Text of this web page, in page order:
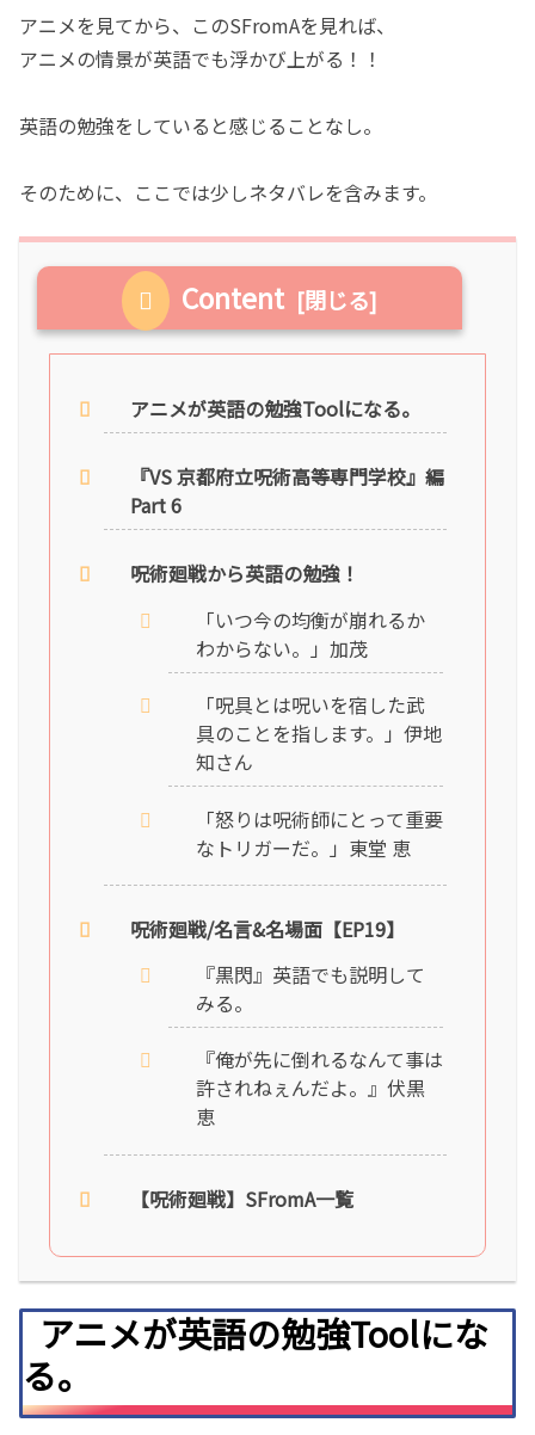
アニメを見てから、このSFromAを見れば、
アニメの情景が英語でも浮かび上がる！！
英語の勉強をしていると感じることなし。
そのために、ここでは少しネタバレを含みます。
Content
アニメが英語の勉強Toolになる。
『VS 京都府立呪術高等専門学校』編
Part 6
呪術廻戦から英語の勉強！
「いつ今の均衡が崩れるか
わからない。」加茂
「呪具とは呪いを宿した武
具のことを指します。」伊地
知さん
「怒りは呪術師にとって重要
なトリガーだ。」東堂 恵
呪術廻戦/名言&名場面【EP19】
『黒閃』英語でも説明して
みる。
『俺が先に倒れるなんて事は
許されねぇんだよ。』伏黒
恵
【呪術廻戦】SFromA一覧
アニメが英語の勉強Toolにな
る。